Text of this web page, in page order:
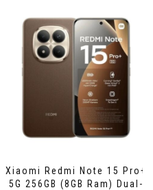
Xiaomi Redmi Note 15 Pro+
5G 256GB (8GB Ram) Dual-